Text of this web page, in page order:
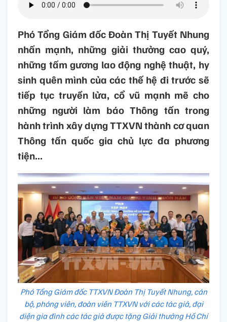
Phó Tổng Giám đốc Đoàn Thị Tuyết Nhung
nhấn mạnh, những giải thưởng cao quý,
những tấm gương lao động nghệ thuật, hy
sinh quên mình của các thế hệ đi trước sẽ
tiếp tục truyền lửa, cổ vũ mạnh mẽ cho
những người làm báo Thông tấn trong
hành trình xây dựng TTXVN thành cơ quan
Thông tấn quốc gia chủ lực đa phương
tiện...
Phó Tổng Giám đốc TTXVN Đoàn Thị Tuyết Nhung, cán
bộ, phóng viên, đoàn viên TTXVN với các tác giả, đại
diện gia đình các tác giả được tặng Giải thưởng Hồ Chí